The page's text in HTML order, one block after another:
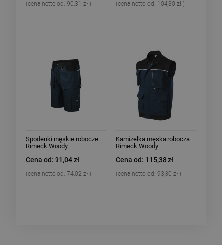
(cena netto od: 90,31 zł ) (cena netto od: 104,30 zł )
Spodenki męskie robocze
Rimeck Woody
Cena od: 91,04 zł
(cena netto od: 74,02 zł )
Kamizelka męska robocza
Rimeck Woody
Cena od: 115,38 zł
(cena netto od: 93,80 zł )